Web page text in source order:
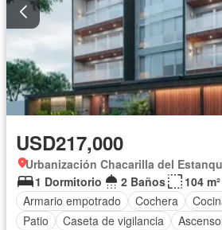
USD217,000
Urbanización Chacarilla del
1 Dormitorio
2 Baños
104 m²
Armario empotrado
Cochera
Patio
Caseta de vigilancia